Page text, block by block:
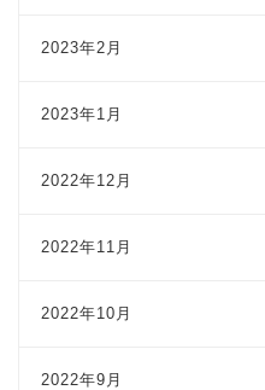
2023年2月
2023年1月
2022年12月
2022年11月
2022年10月
2022年9月